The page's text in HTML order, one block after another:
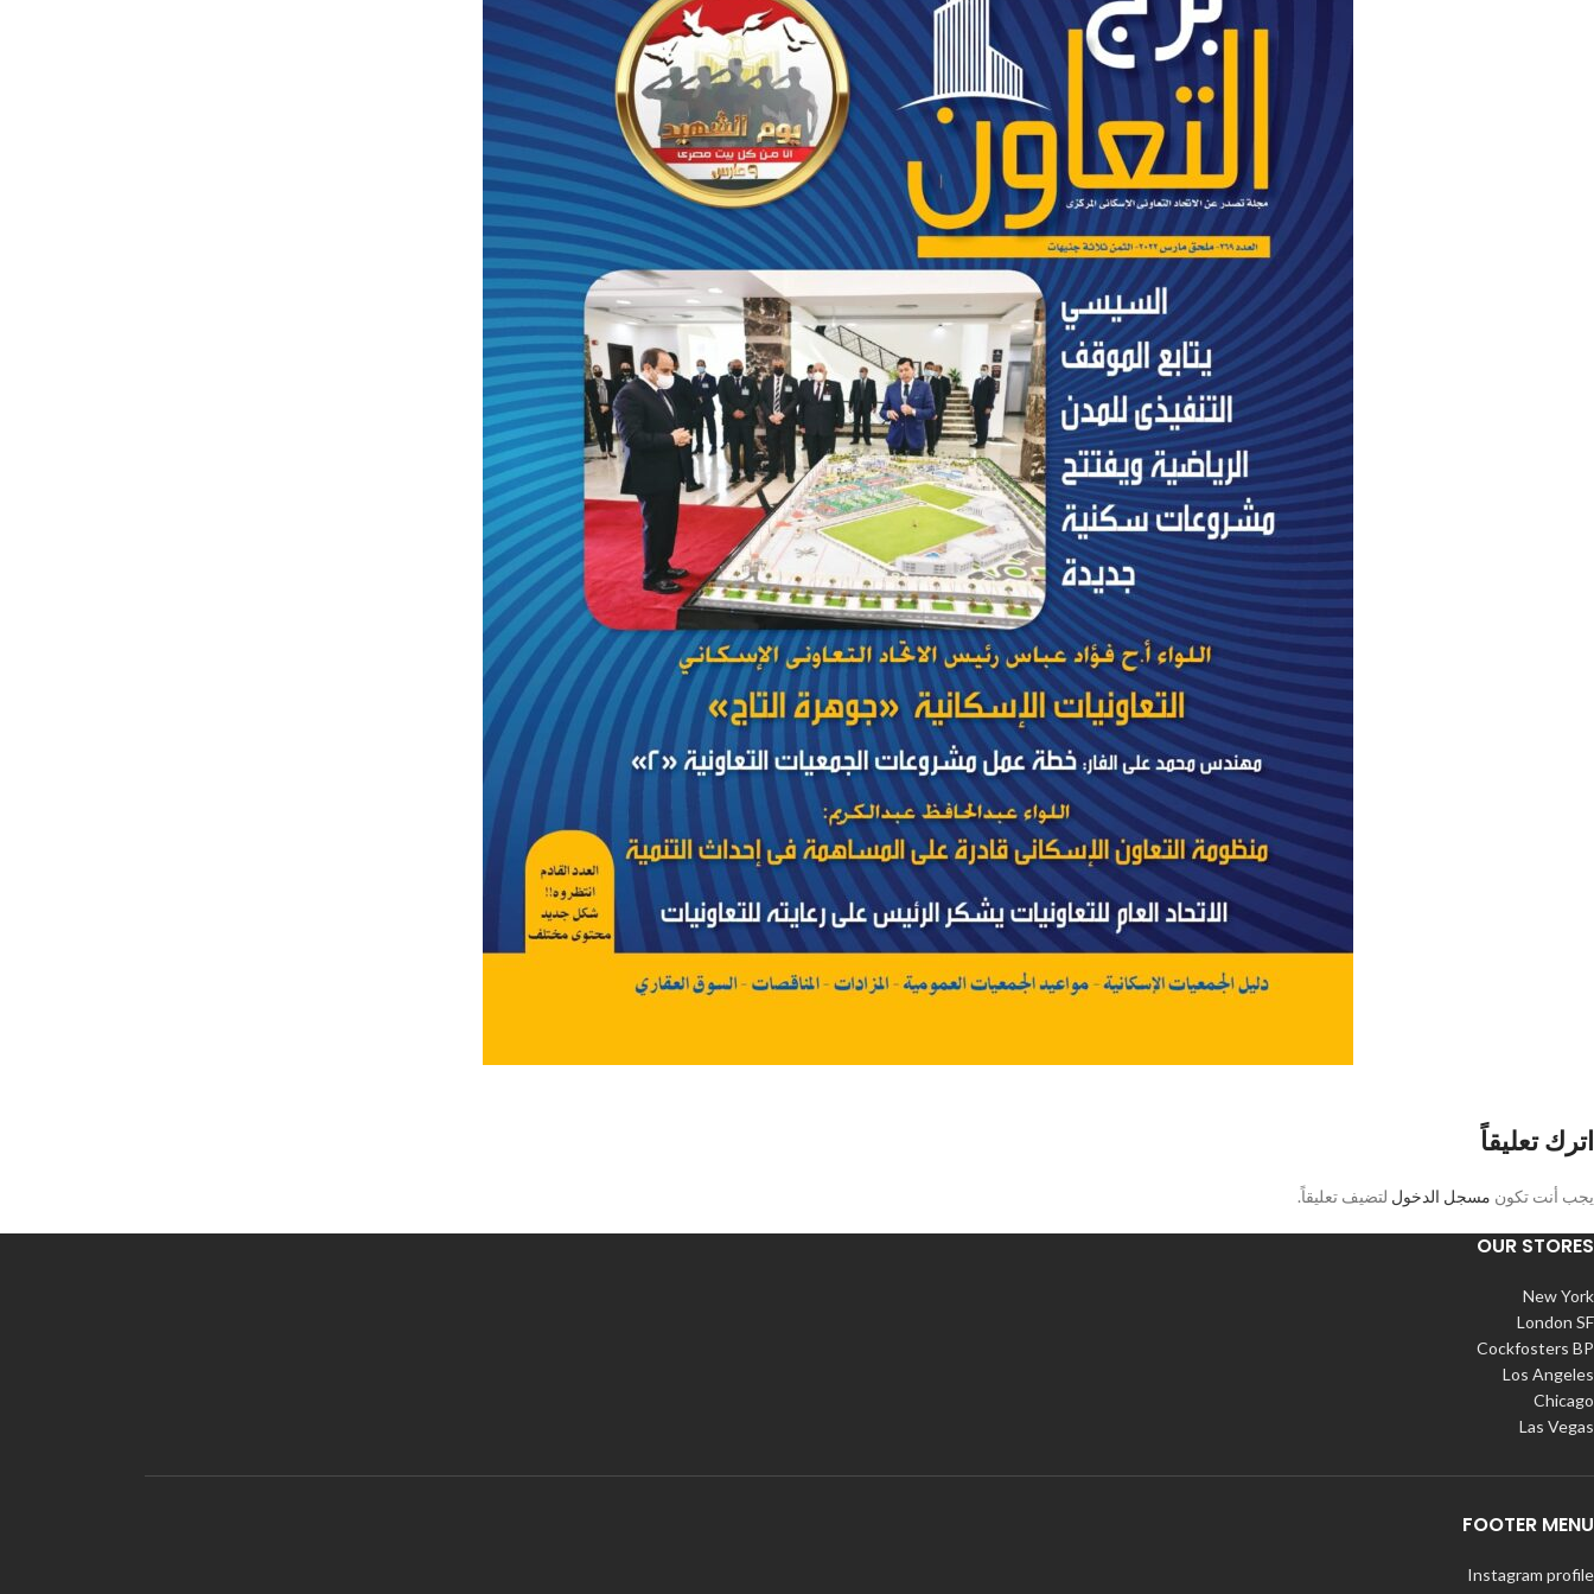
اترك تعليقاً
يجب أنت تكون مسجل الدخول لتضيف تعليقاً.
OUR STORES
New York
London SF
Cockfosters BP
Los Angeles
Chicago
Las Vegas
FOOTER MENU
Instagram profile